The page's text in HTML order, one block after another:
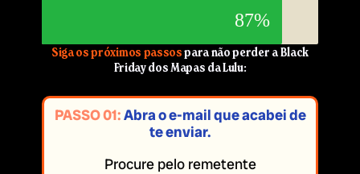
87%
Siga os próximos passospara não perder a Black
Friday dos Mapas da Lulu:
PASSO 01:Abra o e-mail que acabei de
te enviar.
Procure pelo remetente